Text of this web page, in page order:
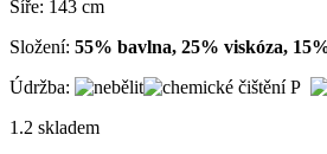
Šíře: 143 cm
Složení: 55% bavlna, 25% viskóza,
Údržba:
1.2 skladem